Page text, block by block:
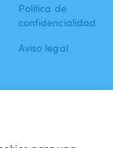
Política de
confidencialidad
Aviso legal